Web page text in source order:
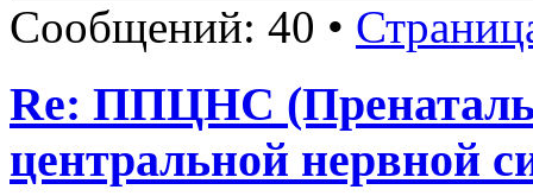
Сообщений: 40 •
Re: ППЦНС
центральной нервной